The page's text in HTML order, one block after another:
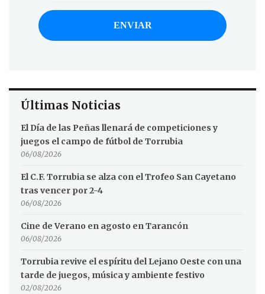
Últimas Noticias
El Día de las Peñas llenará de competiciones y
juegos el campo de fútbol de Torrubia
06/08/2026
El C.F. Torrubia se alza con el Trofeo San Cayetano
tras vencer por 2-4
06/08/2026
Cine de Verano en agosto en Tarancón
06/08/2026
Torrubia revive el espíritu del Lejano Oeste con una
tarde de juegos, música y ambiente festivo
02/08/2026